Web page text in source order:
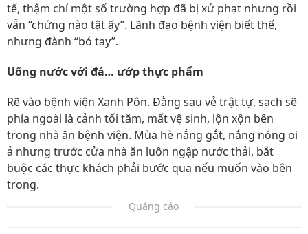
tế, thậm chí một số trường hợp đã bị xử phạt nhưng rồi
vẫn “chứng nào tật ấy”. Lãnh đạo bệnh viện biết thế,
nhưng đành “bó tay”.
Uống nước với đá… ướp thực phẩm
Rẽ vào bệnh viện Xanh Pôn. Đằng sau vẻ trật tự, sạch sẽ
phía ngoài là cảnh tối tăm, mất vệ sinh, lộn xộn bên
trong nhà ăn bệnh viện. Mùa hè nắng gắt, nắng nóng oi
ả nhưng trước cửa nhà ăn luôn ngập nước thải, bắt
buộc các thực khách phải bước qua nếu muốn vào bên
trong.
Quảng cáo